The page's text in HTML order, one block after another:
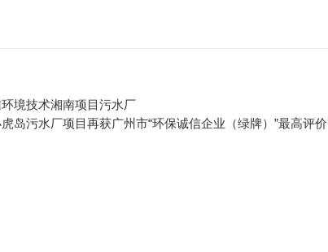
境技术湘南项目污水厂
岛污水厂项目再获广州市“环保诚信企业（绿牌）”最高评价